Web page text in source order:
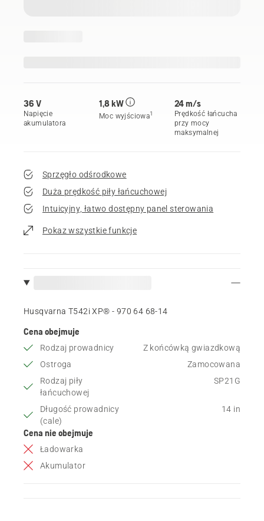
36 V
Napięcie
akumulatora
1,8 kW
Moc wyjściowa1
24 m/s
Prędkość łańcucha
przy mocy
maksymalnej
Sprzęgło odśrodkowe
Duża prędkość piły łańcuchowej
Intuicyjny, łatwo dostępny panel sterowania
Pokaz wszystkie funkcje
Husqvarna T542i XP® - 970 64 68‑14
Cena obejmuje
Rodzaj prowadnicy
Z końcówką gwiazdkową
Ostroga
Zamocowana
Rodzaj piły
łańcuchowej
SP21G
Długość prowadnicy
(cale)
14 in
Cena nie obejmuje
Ładowarka
Akumulator